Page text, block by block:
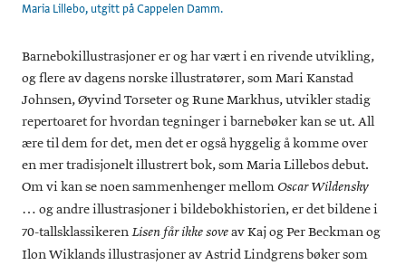
Maria Lillebo, utgitt på Cappelen Damm.
Barnebokillustrasjoner er og har vært i en rivende utvikling,
og flere av dagens norske illustratører, som Mari Kanstad
Johnsen, Øyvind Torseter og Rune Markhus, utvikler stadig
repertoaret for hvordan tegninger i barnebøker kan se ut. All
ære til dem for det, men det er også hyggelig å komme over
en mer tradisjonelt illustrert bok, som Maria Lillebos debut.
Om vi kan se noen sammenhenger mellom Oscar Wildensky
… og andre illustrasjoner i bildebokhistorien, er det bildene i
70-tallsklassikerenLisen får ikke soveav Kaj og Per Beckman og
Ilon Wiklands illustrasjoner av Astrid Lindgrens bøker som